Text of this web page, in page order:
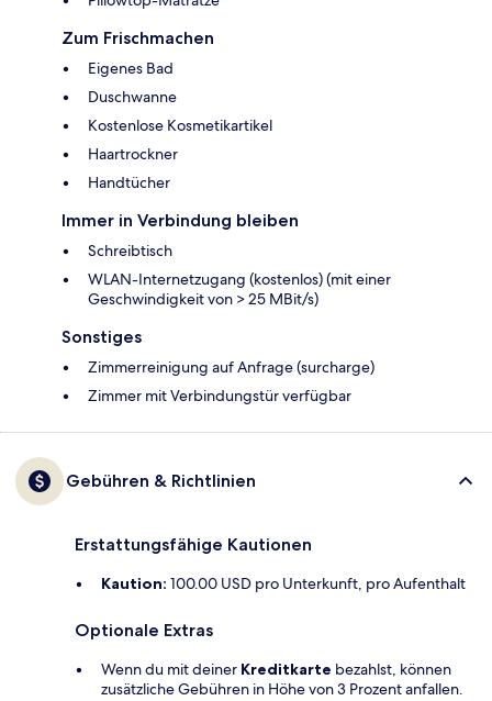
Zum Frischmachen
Eigenes Bad
Duschwanne
Kostenlose Kosmetikartikel
Haartrockner
Handtücher
Immer in Verbindung bleiben
Schreibtisch
WLAN-Internetzugang (kostenlos) (mit einer
Geschwindigkeit von > 25 MBit/s)
Sonstiges
Zimmerreinigung auf Anfrage (surcharge)
Zimmer mit Verbindungstür verfügbar
Gebühren & Richtlinien
Erstattungsfähige Kautionen
Kaution: 100.00 USD pro Unterkunft, pro Aufenthalt
Optionale Extras
Wenn du mit deiner Kreditkarte bezahlst, können
zusätzliche Gebühren in Höhe von 3 Prozent anfallen.